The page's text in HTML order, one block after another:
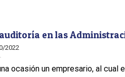
en las
2022
ocasión un empresario, al cual